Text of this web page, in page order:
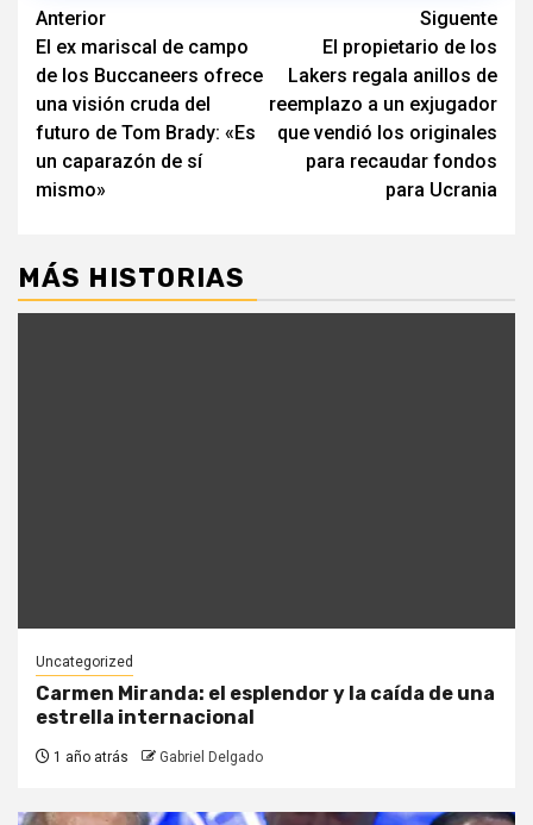
Navegación
de
entradas
Anterior
El ex mariscal de campo
de los Buccaneers ofrece
una visión cruda del
futuro de Tom Brady: «Es
un caparazón de sí
mismo»
Siguente
El propietario de los
Lakers regala anillos de
reemplazo a un exjugador
que vendió los originales
para recaudar fondos
para Ucrania
MÁS HISTORIAS
Uncategorized
Carmen Miranda: el esplendor y la caída de una
estrella internacional
1 año atrás Gabriel Delgado